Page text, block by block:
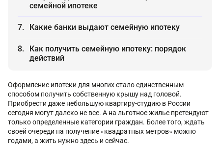
семейной ипотеке
Какие банки выдают семейную ипотеку
Как получить семейную ипотеку: порядок
действий
Оформление ипотеки для многих стало единственным
способом получить собственную крышу над головой.
Приобрести даже небольшую квартиру-студию в России
сегодня могут далеко не все. А на льготное жилье претендуют
только определенные категории граждан. Более того, ждать
своей очереди на получение «квадратных метров» можно
годами, а жить нужно здесь и сейчас.